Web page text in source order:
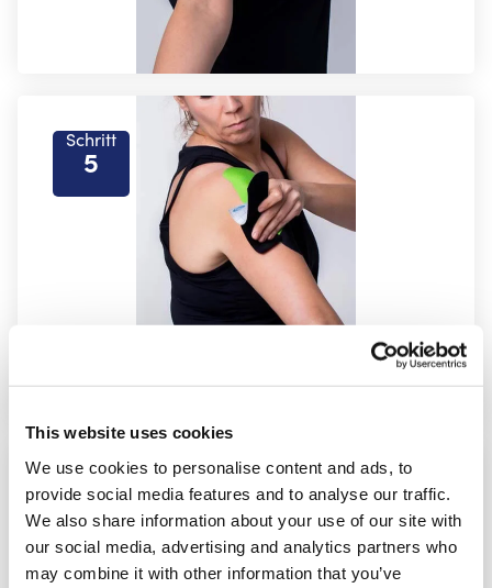
This website uses cookies
We use cookies to personalise content and ads, to
provide social media features and to analyse our traffic.
We also share information about your use of our site with
our social media, advertising and analytics partners who
may combine it with other information that you’ve
Schritt
5
Schritt
6